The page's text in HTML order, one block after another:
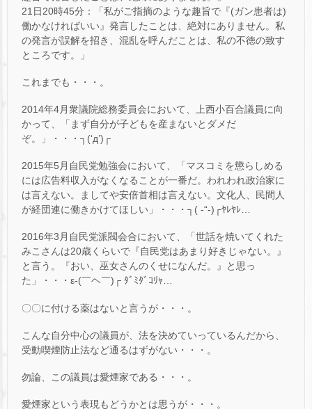
21日20時45分：「私がご指摘のような趣旨で『(ガン患者は)
働かなければいい』発言したことは、絶対にありません。私
の発言が誤解を招き、混乱を呼んだことは、私の不徳の致す
ところです。」
これまでも・・・。
2014年4月衆議院総務委員会において、上西小百合議員に向
かって、「まず自分が子どもを産まないとダメだ
ぞ。」・・・┐(‘д’)┌
2015年5月自民党勉強会において、「マスコミを懲らしめる
には広告料収入がなくなることが一番だ。われわれ政治家に
は言えない。ましてや安倍首相は言えない。文化人、民間人
が経団連に働きかけてほしい」・・・┐( -“-)┌ﾔﾚﾔﾚ…
2016年3月自民党派閥会合において、「世話を焼いてくれた
みこさんは20歳くらいで『自民党はあまり好きじゃない。』
と言う。『おい、巫女さんのくせになんだ。』と思っ
た」・・・ε-(￣ヘ￣)┌ ﾀﾞﾐﾀﾞｺﾘｬ…
〇〇に付ける薬はないと言うが・・・。
こんな自分中心の議員が、法を決めていっているんだから、
受動喫煙防止法など通るはずがない・・・。
勿論、この議員は愛煙家である・・・。
愛煙家という表現もどうかとは思うが・・・。